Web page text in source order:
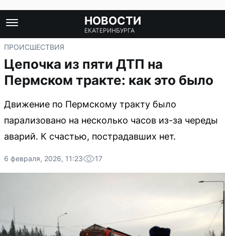
НОВОСТИ
ЕКАТЕРИНБУРГА
ПРОИСШЕСТВИЯ
Цепочка из пяти ДТП на
Пермском тракте: как это было
Движение по Пермскому тракту было
парализовано на несколько часов из-за череды
аварий. К счастью, пострадавших нет.
6 февраля, 2026, 11:23 17